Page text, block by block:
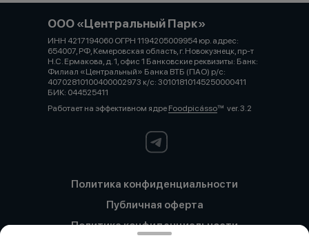
ООО «Центральный Парк»
ИНН 4217194060 ОГРН 1194205009954 юр. адрес:
654007, РФ, Кемеровская область, г. Новокузнецк, пр-т
Н.С. Ермакова, д. 1, офис 1 Банковские реквизиты: Банк:
Филиал «Центральный» Банка ВТБ (ПАО) р/с:
40702810100400002973 к/с: 30101810145250000411
БИК: 044525411
Работает на эффективном ядре Foodpicássover. 3.2
Политика конфиденциальности
Публичная оферта
Политика конфиденциальности